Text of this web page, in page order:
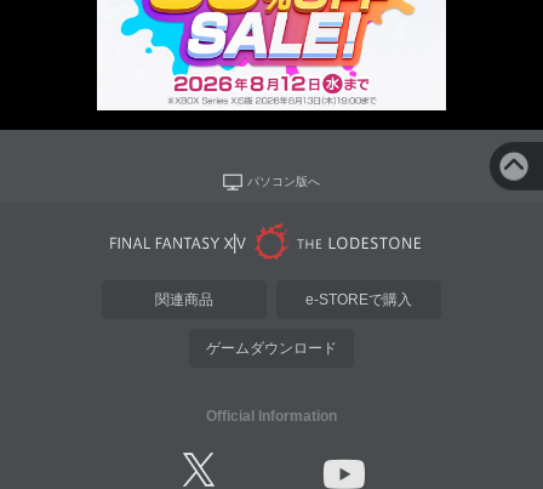
パソコン版へ
関連商品 e-STOREで購入
ゲームダウンロード
Official Information